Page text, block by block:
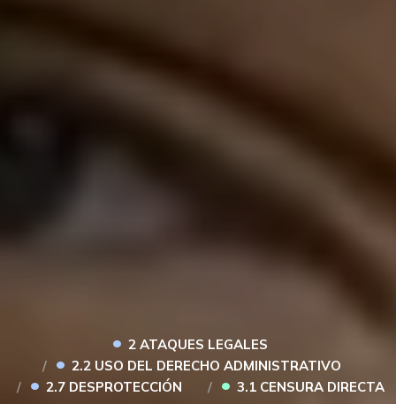
• 2 ATAQUES LEGALES
• 2.2 USO DEL DERECHO ADMINISTRATIVO
• 2.7 DESPROTECCIÓN • 3.1 CENSURA DIRECTA